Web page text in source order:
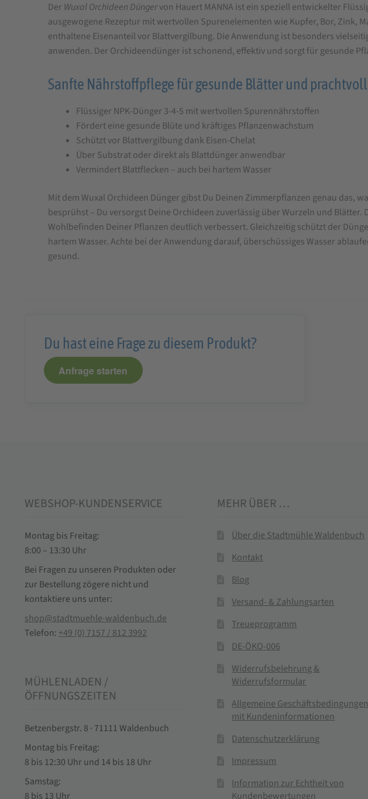
WUXAL
Orchideendünger
250
Der Wuxal Orchideen Düngervon Hauert MANNA ist ein speziell entwickelter
ausgewogene Rezeptur mit wertvollen Spurenelementen wie Kupfer, Bor, Zink,
enthaltene Eisenanteil vor Blattvergilbung. Die Anwendung ist besonders
anwenden. Der Orchideendünger ist schonend, effektiv und sorgt für gesunde
Sanfte Nährstoffpflege für gesunde Blätter und
Flüssiger NPK-Dünger 3-4-5 mit wertvollen Spurennährstoffen
Fördert eine gesunde Blüte und kräftiges Pflanzenwachstum
Schützt vor Blattvergilbung dank Eisen-Chelat
Über Substrat oder direkt als Blattdünger anwendbar
Vermindert Blattflecken – auch bei hartem Wasser
Mit dem Wuxal Orchideen Dünger gibst Du Deinen Zimmerpflanzen genau das,
besprühst – Du versorgst Deine Orchideen zuverlässig über Wurzeln und
Wohlbefinden Deiner Pflanzen deutlich verbessert. Gleichzeitig schützt der
hartem Wasser. Achte bei der Anwendung darauf, überschüssiges Wasser
gesund.
Du hast eine Frage zu diesem Produkt?
Anfrage starten
WEBSHOP-KUNDENSERVICE
Montag bis Freitag:
8:00 – 13:30 Uhr
Bei Fragen zu unseren Produkten oder
zur Bestellung zögere nicht und
kontaktiere uns unter:
shop@stadtmuehle-waldenbuch.de
Telefon: +49 (0) 7157 / 812 3992
MÜHLENLADEN /
ÖFFNUNGSZEITEN
Betzenbergstr. 8 · 71111 Waldenbuch
Montag bis Freitag:
8 bis 12:30 Uhr und 14 bis 18 Uhr
Samstag:
8 bis 13 Uhr
MEHR ÜBER …
Über die Stadtmühle Waldenbuch
Kontakt
Blog
Versand- & Zahlungsarten
Treueprogramm
DE-ÖKO-006
Widerrufsbelehrung &
Widerrufsformular
Allgemeine Geschäftsbedingungen
mit Kundeninformationen
Datenschutzerklärung
Impressum
Information zur Echtheit von
Kundenbewertungen